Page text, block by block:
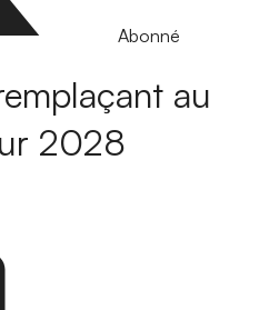
Abonné
au
2028